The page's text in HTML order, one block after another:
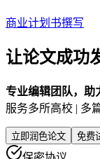
商业计划书撰写
让论文成功
专业编辑团队，助
服务多所高校 | 多
立即润色论文 免费